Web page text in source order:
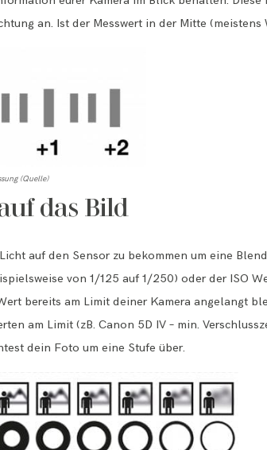
an. Ist der Messwert in der Mitte
(Quelle)
das Bild
auf den Sensor zu bekommen um eine
von 1/125 auf 1/250) oder der ISO
bereits am Limit deiner Kamera angelangt
am Limit (zB. Canon 5D IV – min.
dein Foto um eine Stufe über.